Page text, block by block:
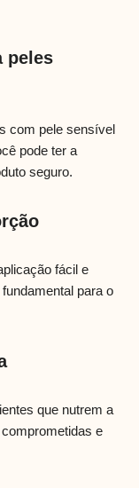
peles
com pele sensível
pode ter a
seguro.
fácil e
para o
que nutrem a
e